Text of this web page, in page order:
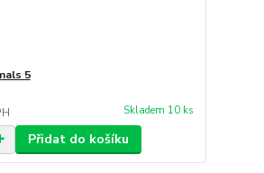
5
Skladem 10 ks
Přidat do košíku